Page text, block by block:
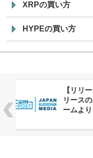
XRPの買い方
HYPEの買い方
株式
ーバ
「